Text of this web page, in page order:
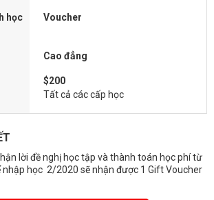
học
Voucher
Cao đẳng
$200
Tất cả các cấp học
lời đề nghị học tập và thành toán học phí từ
học 2/2020 sẽ nhận được 1 Gift Voucher